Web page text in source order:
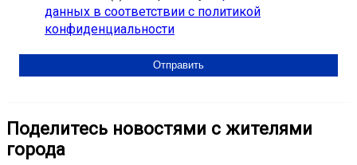
данных в соответствии с политикой
конфиденциальности
Поделитесь новостями с жителями
города